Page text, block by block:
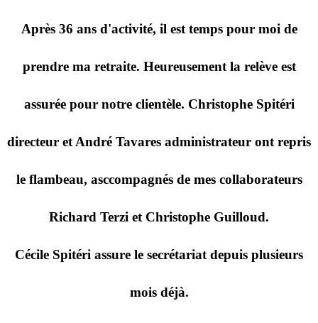
Après 36 ans d'activité, il est temps pour moi de
prendre ma retraite. Heureusement la relève est
assurée pour notre clientèle. Christophe Spitéri
directeur et André Tavares administrateur ont repris
le flambeau, asccompagnés de mes collaborateurs
Richard Terzi et Christophe Guilloud.
Cécile Spitéri assure le secrétariat depuis plusieurs
mois déjà.